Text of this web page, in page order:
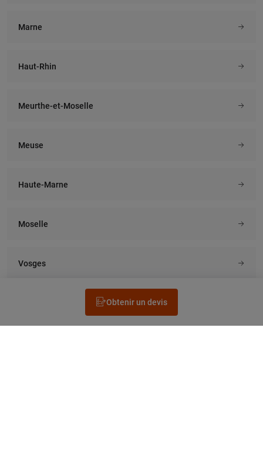
Obtenir un devis
Marne
Haut-Rhin
Meurthe-et-Moselle
Meuse
Haute-Marne
Moselle
Vosges